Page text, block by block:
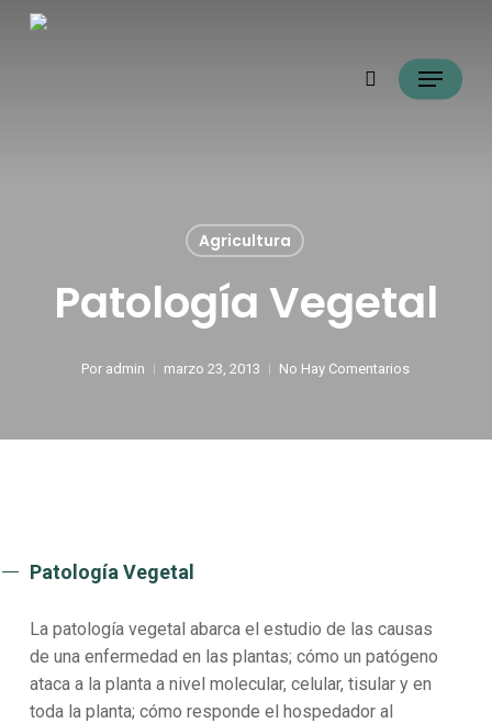
Saltar
Menú
Agricultura
Patología Vegetal
Por admin marzo 23, 2013 No Hay Comentarios
Patología Vegetal
La patología vegetal abarca el estudio de las causas
de una enfermedad en las plantas; cómo un patógeno
ataca a la planta a nivel molecular, celular, tisular y en
toda la planta; cómo responde el hospedador al